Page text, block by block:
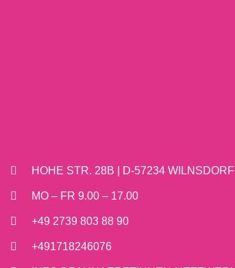
HOHE STR. 28B | D-57234 WILNSDORF
MO – FR 9.00 – 17.00
+49 2739 803 88 90
+491718246076